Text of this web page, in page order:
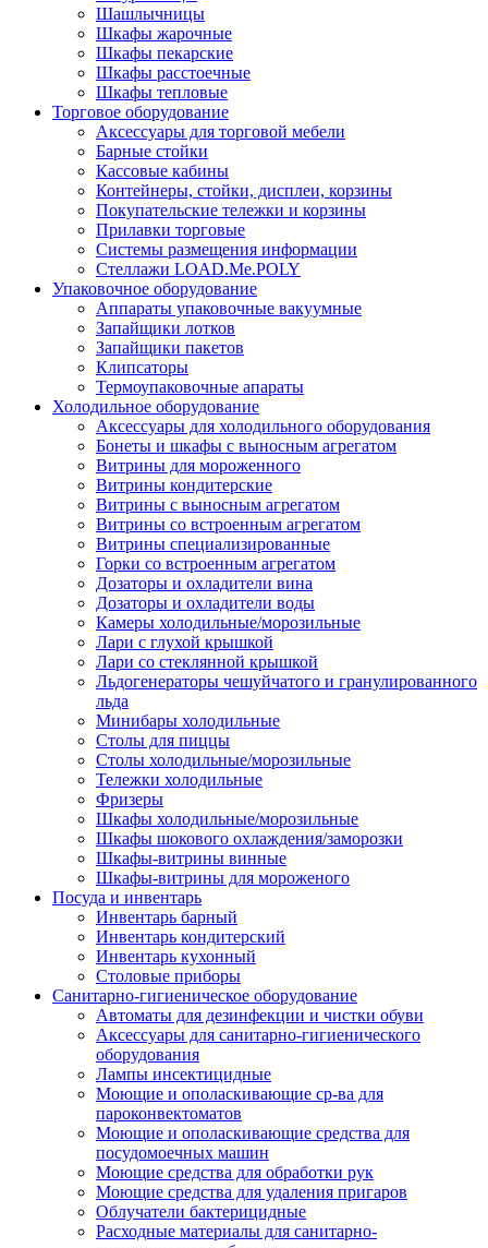
Шашлычницы
Шкафы жарочные
Шкафы пекарские
Шкафы расстоечные
Шкафы тепловые
Торговое оборудование
Аксессуары для торговой мебели
Барные стойки
Кассовые кабины
Контейнеры, стойки, дисплеи, корзины
Покупательские тележки и корзины
Прилавки торговые
Системы размещения информации
Стеллажи LOAD.Me.POLY
Упаковочное оборудование
Аппараты упаковочные вакуумные
Запайщики лотков
Запайщики пакетов
Клипсаторы
Термоупаковочные апараты
Холодильное оборудование
Аксессуары для холодильного оборудования
Бонеты и шкафы с выносным агрегатом
Витрины для мороженного
Витрины кондитерские
Витрины с выносным агрегатом
Витрины со встроенным агрегатом
Витрины специализированные
Горки со встроенным агрегатом
Дозаторы и охладители вина
Дозаторы и охладители воды
Камеры холодильные/морозильные
Лари с глухой крышкой
Лари со стеклянной крышкой
Льдогенераторы чешуйчатого и гранулированного
льда
Минибары холодильные
Столы для пиццы
Столы холодильные/морозильные
Тележки холодильные
Фризеры
Шкафы холодильные/морозильные
Шкафы шокового охлаждения/заморозки
Шкафы-витрины винные
Шкафы-витрины для мороженого
Посуда и инвентарь
Инвентарь барный
Инвентарь кондитерский
Инвентарь кухонный
Столовые приборы
Санитарно-гигиеническое оборудование
Автоматы для дезинфекции и чистки обуви
Аксессуары для санитарно-гигиенического
оборудования
Лампы инсектицидные
Моющие и ополаскивающие ср-ва для
пароконвектоматов
Моющие и ополаскивающие средства для
посудомоечных машин
Моющие средства для обработки рук
Моющие средства для удаления пригаров
Облучатели бактерицидные
Расходные материалы для санитарно-